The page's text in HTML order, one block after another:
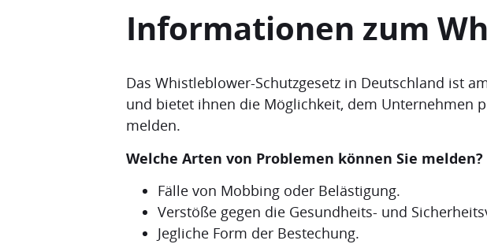
Informationen zum
Das Whistleblower-Schutzgesetz in Deutschland ist
und bietet ihnen die Möglichkeit, dem Unternehmen
melden.
Welche Arten von Problemen können Sie melden?
Fälle von Mobbing oder Belästigung.
Verstöße gegen die Gesundheits- und
Jegliche Form der Bestechung.